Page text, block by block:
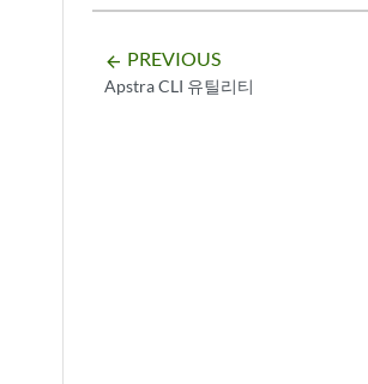
arrow_backward PREVIOUS
Apstra CLI 유틸리티